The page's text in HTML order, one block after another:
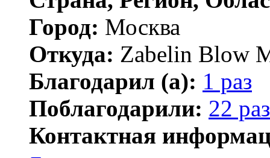
Город: Москва
Откуда: Zabelin Blow
Благодарил (а): 1 раз
Поблагодарили: 22
Контактная